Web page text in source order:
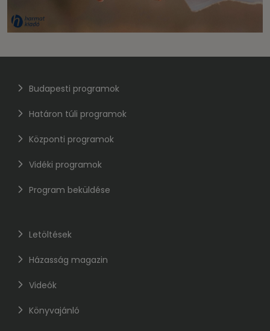
Budapesti programok
Határon túli programok
Központi programok
Vidéki programok
Program beküldése
Letöltések
Házasság magazin
Videók
Könyvajánló